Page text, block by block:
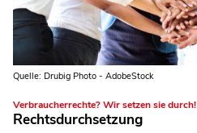
Quelle: Drubig Photo - AdobeStock
Verbraucherrechte? Wir setzen sie durch!
Rechtsdurchsetzung